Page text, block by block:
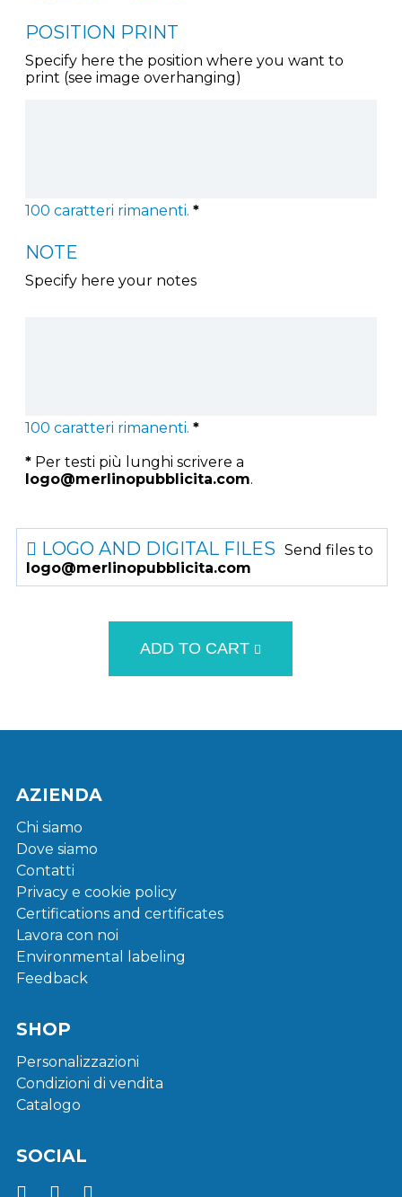
POSITION PRINT
Specify here the position where you want to
print (see image overhanging)
100 caratteri rimanenti. *
NOTE
Specify here your notes
100 caratteri rimanenti. *
* Per testi più lunghi scrivere a
logo@merlinopubblicita.com.
LOGO AND DIGITAL FILES Send files to
logo@merlinopubblicita.com
ADD TO CART
AZIENDA
Chi siamo
Dove siamo
Contatti
Privacy e cookie policy
Certifications and certificates
Lavora con noi
Environmental labeling
Feedback
SHOP
Personalizzazioni
Condizioni di vendita
Catalogo
SOCIAL